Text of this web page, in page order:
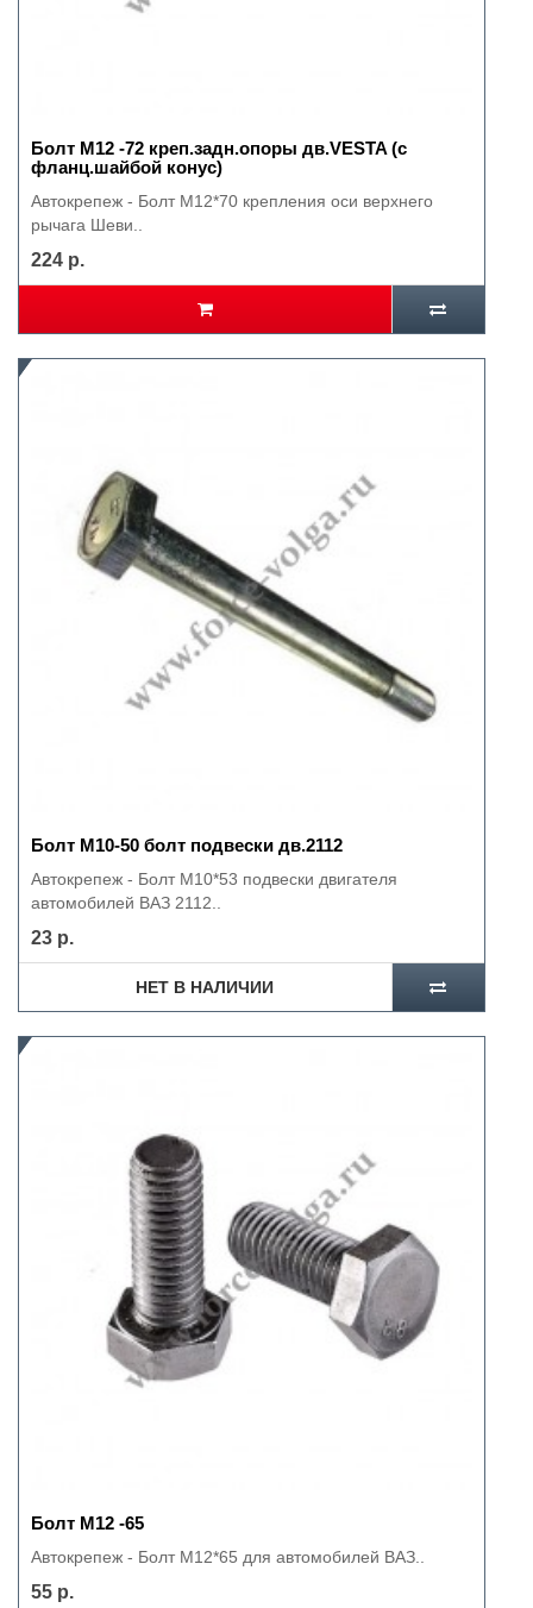
Болт М12 -72 креп.задн.опоры дв.VESTA (с
фланц.шайбой конус)
Автокрепеж - Болт М12*70 крепления оси верхнего
рычага Шеви..
224 р.
Болт М10-50 болт подвески дв.2112
Автокрепеж - Болт М10*53 подвески двигателя
автомобилей ВАЗ 2112..
23 р.
НЕТ В НАЛИЧИИ
Болт М12 -65
Автокрепеж - Болт М12*65 для автомобилей ВАЗ..
55 р.